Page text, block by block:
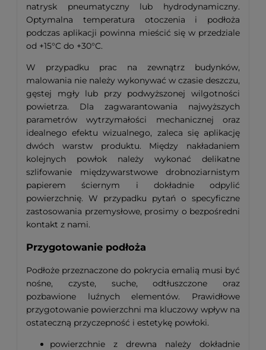
natrysk pneumatyczny lub hydrodynamiczny.
Optymalna temperatura otoczenia i podłoża
podczas aplikacji powinna mieścić się w przedziale
od +15°C do +30°C.
W przypadku prac na zewnątrz budynków,
malowania nie należy wykonywać w czasie deszczu,
gęstej mgły lub przy podwyższonej wilgotności
powietrza. Dla zagwarantowania najwyższych
parametrów wytrzymałości mechanicznej oraz
idealnego efektu wizualnego, zaleca się aplikację
dwóch warstw produktu. Między nakładaniem
kolejnych powłok należy wykonać delikatne
szlifowanie międzywarstwowe drobnoziarnistym
papierem ściernym i dokładnie odpylić
powierzchnię. W przypadku pytań o specyficzne
zastosowania przemysłowe, prosimy o bezpośredni
kontakt z nami.
Przygotowanie podłoża
Podłoże przeznaczone do pokrycia emalią musi być
nośne, czyste, suche, odtłuszczone oraz
pozbawione luźnych elementów. Prawidłowe
przygotowanie powierzchni ma kluczowy wpływ na
ostateczną przyczepność i estetykę powłoki.
powierzchnie z drewna należy dokładnie